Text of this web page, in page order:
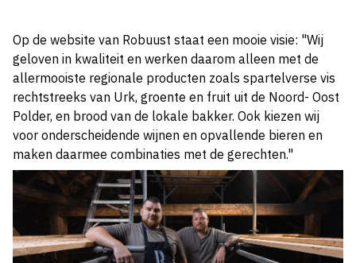
Op de website van Robuust staat een mooie visie: "Wij
geloven in kwaliteit en werken daarom alleen met de
allermooiste regionale producten zoals spartelverse vis
rechtstreeks van Urk, groente en fruit uit de Noord- Oost
Polder, en brood van de lokale bakker. Ook kiezen wij
voor onderscheidende wijnen en opvallende bieren en
maken daarmee combinaties met de gerechten."